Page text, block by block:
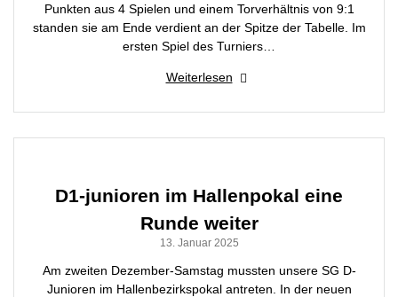
Punkten aus 4 Spielen und einem Torverhältnis von 9:1
standen sie am Ende verdient an der Spitze der Tabelle. Im
ersten Spiel des Turniers…
Weiterlesen
D1-junioren im Hallenpokal eine
Runde weiter
13. Januar 2025
Am zweiten Dezember-Samstag mussten unsere SG D-
Junioren im Hallenbezirkspokal antreten. In der neuen